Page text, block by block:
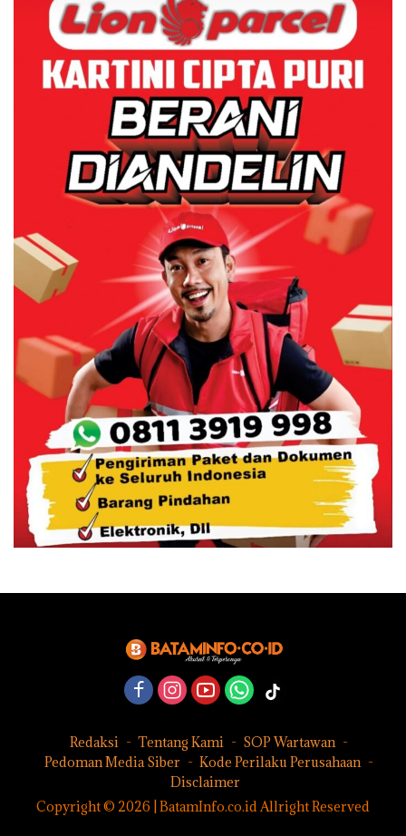
Redaksi Tentang Kami
SOP Wartawan
Pedoman Media Siber
Kode Perilaku Perusahaan
Disclaimer
Copyright © 2026 | BatamInfo.co.id Allright Reserved